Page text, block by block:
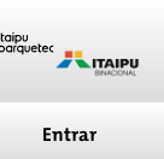
Entrar